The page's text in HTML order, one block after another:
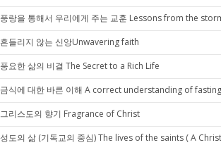
풍랑을 통해서 우리에게 주는 교훈 Lessons from the
흔들리지 않는 신앙Unwavering faith
풍요한 삶의 비결 The Secret to a Rich Life
금식에 대한 바른 이해 A correct understanding of fasting
그리스도의 향기 Fragrance of Christ
성도의 삶 (기독교의 중심) The lives of the saints ( A